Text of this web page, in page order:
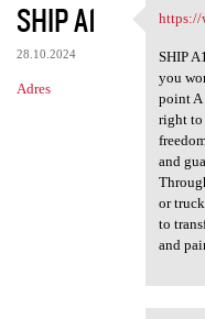
SHIP A1
28.10.2024
Adres
https://
https://
SHIP
you
point A
right to
and
or
to
and